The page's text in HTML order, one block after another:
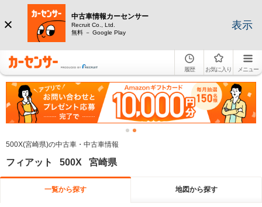
中古車情報カーセンサー
Recruit Co., Ltd.
無料 － Google Play
表示
履歴 お気に入り メニュー
500X(宮崎県)の中古車・中古車情報
フィアット 500X 宮崎県
一覧から探す 地図から探す